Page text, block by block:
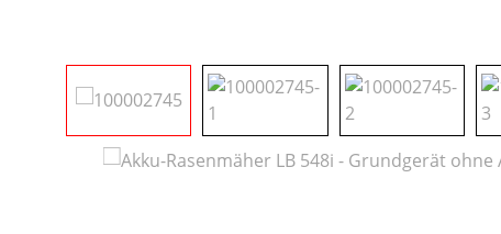
Bildergalerie überspringen